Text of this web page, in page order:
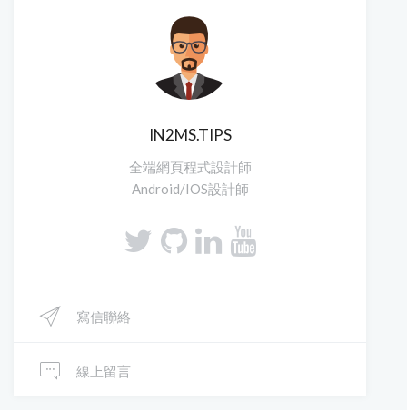
IN2MS.TIPS
全端網頁程式設計師
Android/IOS設計師
寫信聯絡
線上留言